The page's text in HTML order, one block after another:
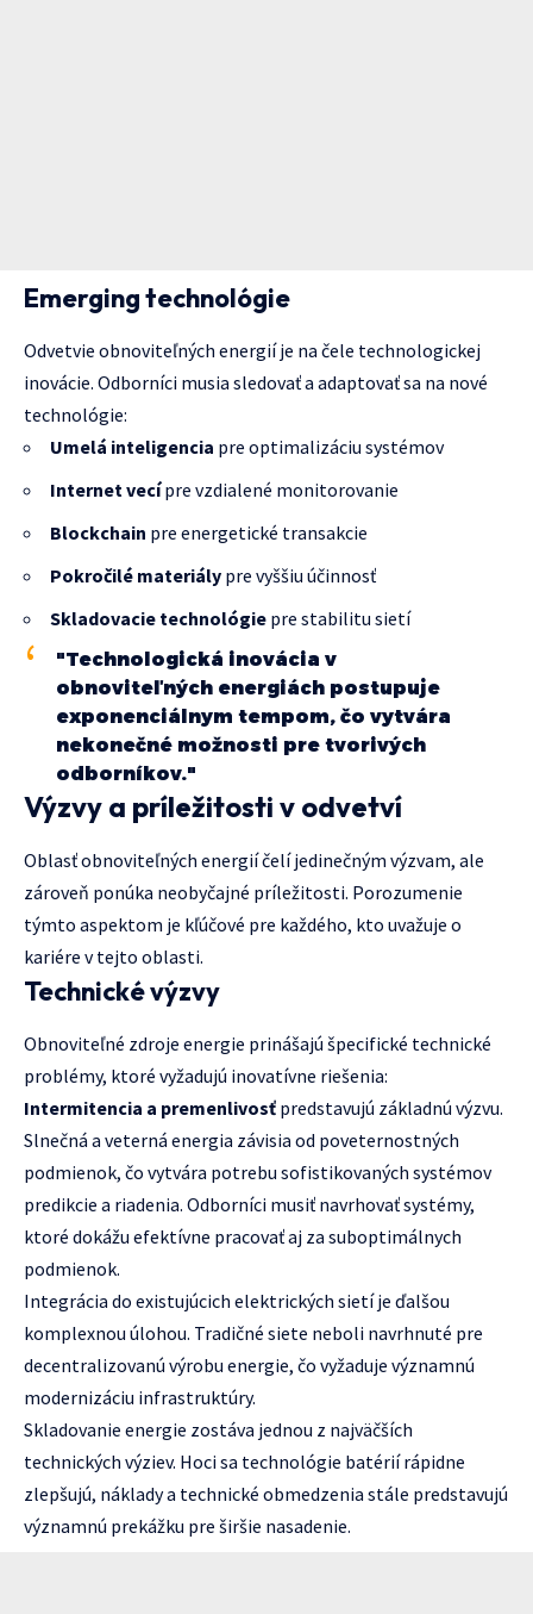
Emerging technológie
Odvetvie obnoviteľných energií je na čele technologickej
inovácie. Odborníci musia sledovať a adaptovať sa na nové
technológie:
Umelá inteligencia pre optimalizáciu systémov
Internet vecípre vzdialené monitorovanie
Blockchain pre energetické transakcie
Pokročilé materiály pre vyššiu účinnosť
Skladovacie technológie pre stabilitu sietí
"Technologická inovácia v
obnoviteľných energiách postupuje
exponenciálnym tempom, čo vytvára
nekonečné možnosti pre tvorivých
odborníkov."
Výzvy a príležitosti v odvetví
Oblasť obnoviteľných energií čelí jedinečným výzvam, ale
zároveň ponúka neobyčajné príležitosti. Porozumenie
týmto aspektom je kľúčové pre každého, kto uvažuje o
kariére v tejto oblasti.
Technické výzvy
Obnoviteľné zdroje energie prinášajú špecifické technické
problémy, ktoré vyžadujú inovatívne riešenia:
Intermitencia a premenlivosť predstavujú základnú výzvu.
Slnečná a veterná energia závisia od poveternostných
podmienok, čo vytvára potrebu sofistikovaných systémov
predikcie a riadenia. Odborníci musiť navrhovať systémy,
ktoré dokážu efektívne pracovať aj za suboptimálnych
podmienok.
Integrácia do existujúcich elektrických sietí je ďalšou
komplexnou úlohou. Tradičné siete neboli navrhnuté pre
decentralizovanú výrobu energie, čo vyžaduje významnú
modernizáciu infrastruktúry.
Skladovanie energie zostáva jednou z najväčších
technických výziev. Hoci sa technológie batérií rápidne
zlepšujú, náklady a technické obmedzenia stále predstavujú
významnú prekážku pre širšie nasadenie.